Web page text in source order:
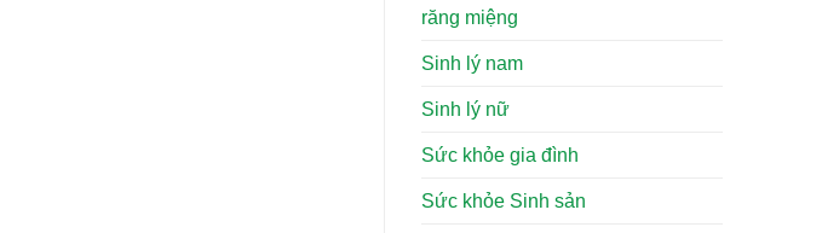
răng miệng
Sinh lý nam
Sinh lý nữ
Sức khỏe gia đình
Sức khỏe Sinh sản